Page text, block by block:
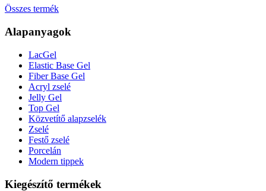
Összes termék
Alapanyagok
LacGel
Elastic Base Gel
Fiber Base Gel
Acryl zselé
Jelly Gel
Top Gel
Közvetítő alapzselék
Zselé
Festő zselé
Porcelán
Modern tippek
Kiegészítő termékek